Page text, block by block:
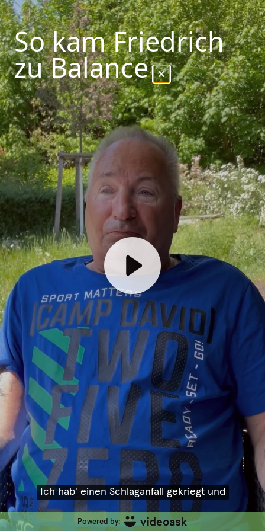
So kam Friedrich
zu Balance
Ich hab' einen Schlaganfall gekriegt und
Powered by: